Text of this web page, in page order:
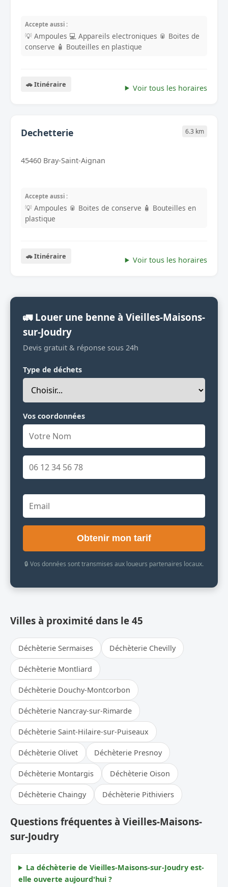
Accepte aussi :
💡 Ampoules 💻 Appareils electroniques 🥫 Boites de
conserve 🧴 Bouteilles en plastique
🚗 Itinéraire Voir tous les horaires
Dechetterie 6.3 km
45460 Bray-Saint-Aignan
Accepte aussi :
💡 Ampoules 🥫 Boites de conserve 🧴 Bouteilles en
plastique
🚗 Itinéraire Voir tous les horaires
🚛 Louer une benne à Vieilles-Maisons-
sur-Joudry
Devis gratuit & réponse sous 24h
Type de déchets
Vos coordonnées
Obtenir mon tarif
🔒 Vos données sont transmises aux loueurs partenaires locaux.
Villes à proximité dans le 45
Déchèterie Sermaises Déchèterie Chevilly
Déchèterie Montliard
Déchèterie Douchy-Montcorbon
Déchèterie Nancray-sur-Rimarde
Déchèterie Saint-Hilaire-sur-Puiseaux
Déchèterie Olivet Déchèterie Presnoy
Déchèterie Montargis Déchèterie Oison
Déchèterie Chaingy Déchèterie Pithiviers
Questions fréquentes à Vieilles-Maisons-
sur-Joudry
La déchèterie de Vieilles-Maisons-sur-Joudry est-
elle ouverte aujourd'hui ?